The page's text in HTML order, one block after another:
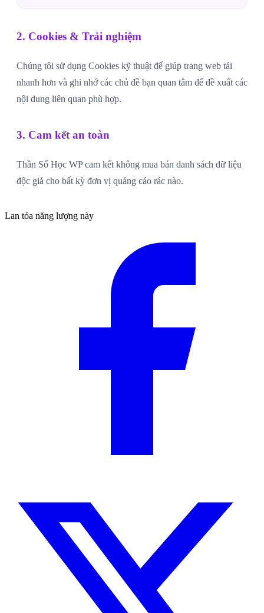
2. Cookies & Trải nghiệm
Chúng tôi sử dụng Cookies kỹ thuật để giúp trang web tải
nhanh hơn và ghi nhớ các chủ đề bạn quan tâm để đề xuất các
nội dung liên quan phù hợp.
3. Cam kết an toàn
Thần Số Học WP cam kết không mua bán danh sách dữ liệu
độc giả cho bất kỳ đơn vị quảng cáo rác nào.
Lan tỏa năng lượng này